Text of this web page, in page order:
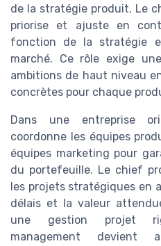
de la stratégie produit. Le
priorise et ajuste en
fonction de la stratégie
marché. Ce rôle exige
ambitions de haut niveau
concrètes pour chaque
Dans une entreprise
coordonne les équipes
équipes marketing pour
du portefeuille. Le chief
les projets stratégiques en
délais et la valeur
une gestion projet
management